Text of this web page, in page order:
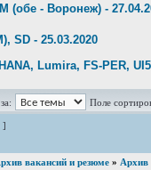
(обе - Воронеж) -
SD - 25.03.2020
Lumira, FS-PER,
Поле
]
вакансий и резюме » Архив